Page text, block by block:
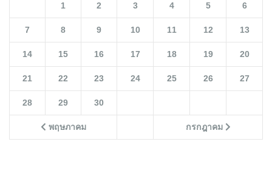
พฤษภาคม กรกฎาคม
1 2 3 4 5 6
7 8 9 10 11 12 13
14 15 16 17 18 19 20
21 22 23 24 25 26 27
28 29 30